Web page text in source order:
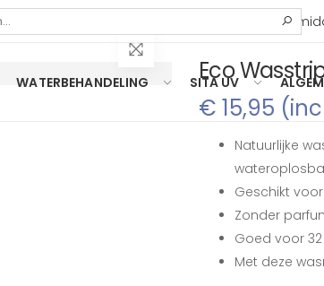
WATERBEHANDELING SITA UV
Eco Wasstrips Geurvrij 32 Stuks | Plasticvrij
Eco
€ 15,95
Natuurlijke
Geschikt
Zonder
Goed voor
Met deze